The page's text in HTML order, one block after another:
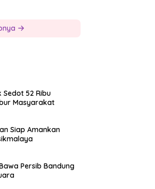
52 Ribu
Masyarakat
Siap Amankan
Persib Bandung